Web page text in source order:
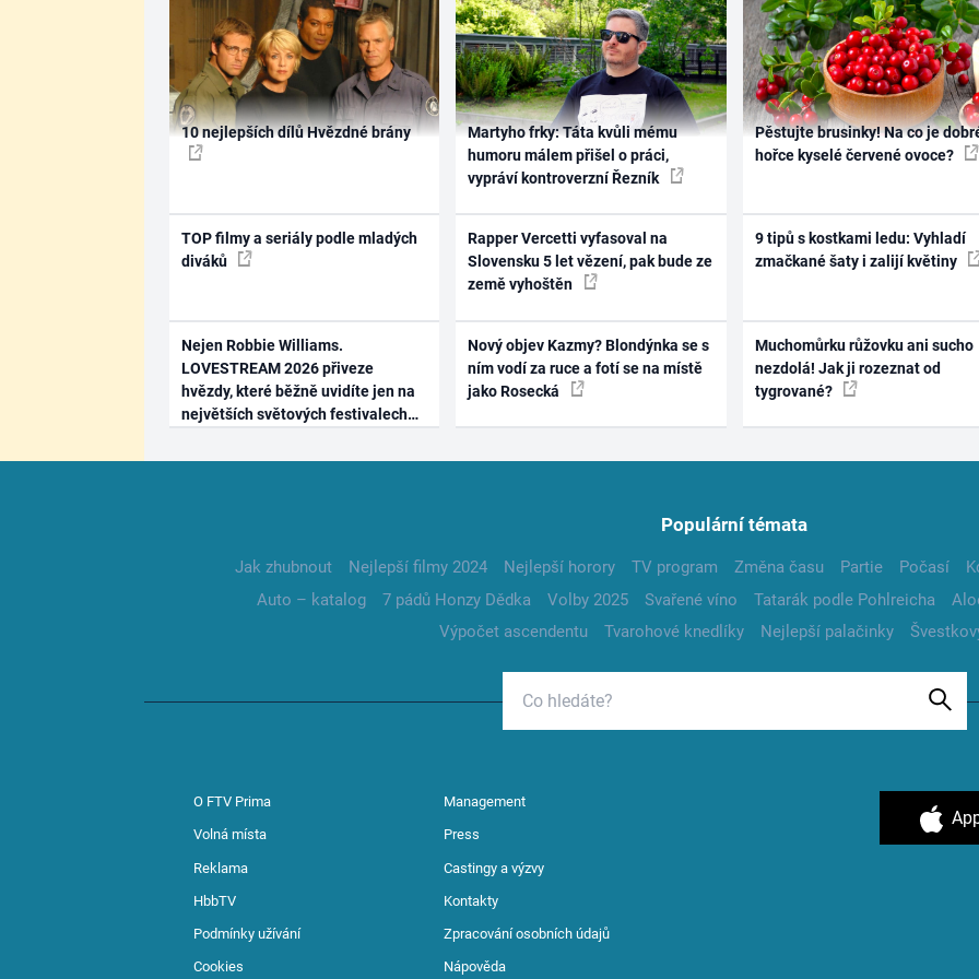
10 nejlepších dílů Hvězdné brány
TOP filmy a seriály podle mladých
diváků
Nejen Robbie Williams.
LOVESTREAM 2026 přiveze
hvězdy, které běžně uvidíte jen na
největších světových festivalech
Martyho frky: Táta kvůli mému
humoru málem přišel o práci,
vypráví kontroverzní Řezník
Rapper Vercetti vyfasoval na
Slovensku 5 let vězení, pak bude ze
země vyhoštěn
Nový objev Kazmy? Blondýnka se s
ním vodí za ruce a fotí se na místě
jako Rosecká
Pěstujte brusinky! Na co je
hořce kyselé červené ovoce?
9 tipů s kostkami ledu: Vyhladí
zmačkané šaty i zalijí květiny
Muchomůrku růžovku ani sucho
nezdolá! Jak ji rozeznat od
tygrované?
Populární témata
Jak zhubnout Nejlepší filmy 2024 Nejlepší horory TV program Změna času Partie Počasí
Auto – katalog
7 pádů Honzy Dědka Volby 2025 Svařené víno Tatarák podle Pohlreicha
Výpočet ascendentu
Tvarohové knedlíky Nejlepší palačinky
O FTV Prima Management
Volná místa Press
Reklama Castingy a výzvy
HbbTV Kontakty
Podmínky užívání Zpracování osobních údajů
Cookies Nápověda